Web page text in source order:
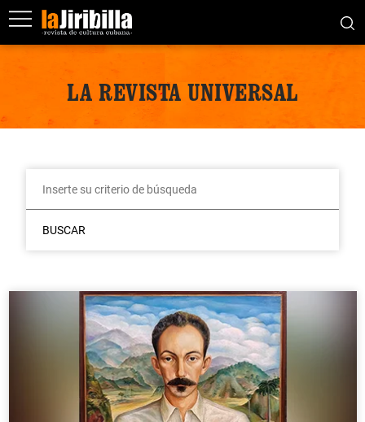
LA REVISTA UNIVERSAL
BUSCAR